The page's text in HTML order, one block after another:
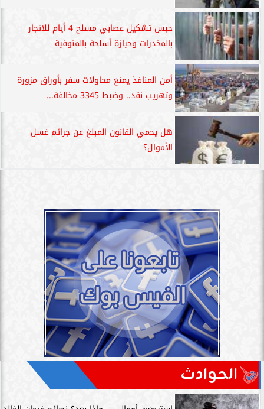
حبس تشكيل عصابي مسلح 4 أيام للاتجار
بالمخدرات وحيازة أسلحة بالمنوفية
أمن المنافذ يمنع محاولات سفر بأوراق مزورة
وتهريب نقد.. وضبط 3345 مخالفة...
هل يحمي القانون المبلغ عن جرائم غسل
الأموال؟
الحوادث